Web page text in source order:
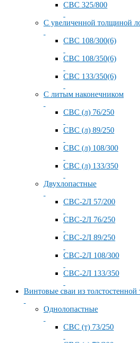
СВС 325/800
С увеличенной толщиной
СВС 108/300(6)
СВС 108/350(6)
СВС 133/350(6)
С литым наконечником
СВС (л) 76/250
СВС (л) 89/250
СВС (л) 108/300
СВС (л) 133/350
Двухлопастные
СВС-2Л 57/200
СВС-2Л 76/250
СВС-2Л 89/250
СВС-2Л 108/300
СВС-2Л 133/350
Винтовые сваи из толстостенной
Однолопастные
СВС (т) 73/250